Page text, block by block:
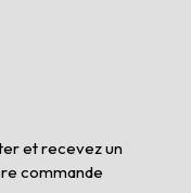
et recevez un
commande